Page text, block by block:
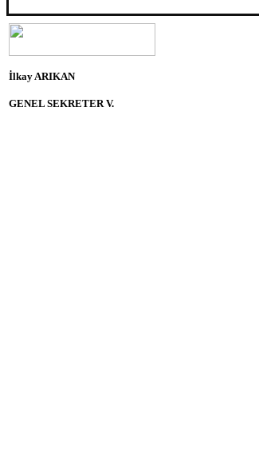
İlkay ARIKAN
GENEL SEKRETER V.